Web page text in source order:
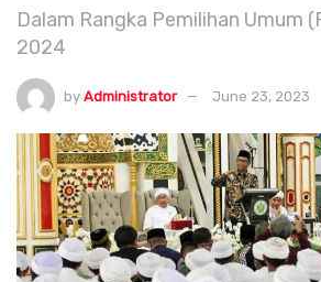
Dalam Rangka Pemilihan Umum
2024
by Administrator June 23, 2023